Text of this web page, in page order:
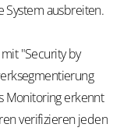
System ausbreiten.
"Security by
Monitoring erkennt
verifizieren jeden